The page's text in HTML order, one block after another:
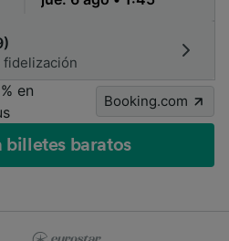
fidelización
en
Booking.com
billetes baratos